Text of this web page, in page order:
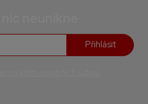
Přihlásit